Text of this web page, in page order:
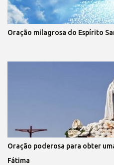
Oração milagrosa do Espírito
Oração poderosa para obter
Fátima